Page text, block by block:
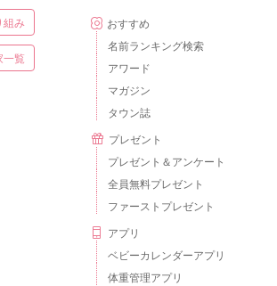
組み
一覧
おすすめ
名前ランキング検索
アワード
マガジン
タウン誌
プレゼント
プレゼント＆アンケート
全員無料プレゼント
ファーストプレゼント
アプリ
ベビーカレンダーアプリ
体重管理アプリ